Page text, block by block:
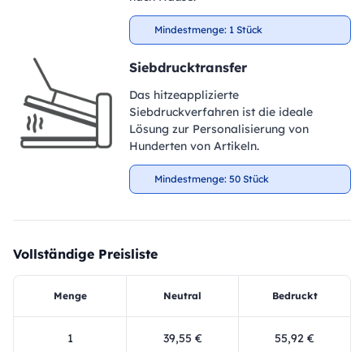
Mindestmenge: 1 Stück
Siebdrucktransfer
Das hitzeapplizierte
Siebdruckverfahren ist die ideale
Lösung zur Personalisierung von
Hunderten von Artikeln.
Mindestmenge: 50 Stück
Vollständige Preisliste
Menge Neutral Bedruckt
1 39,55 € 55,92 €